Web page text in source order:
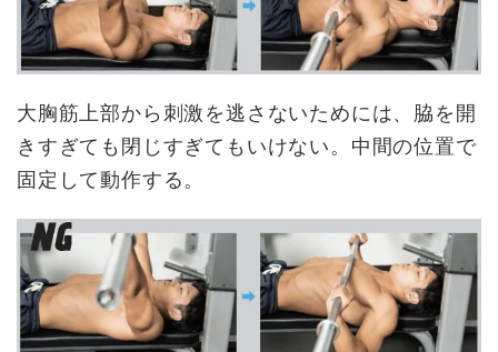
大胸筋上部から刺激を逃さないためには、脇を開
きすぎても閉じすぎてもいけない。中間の位置で
固定して動作する。